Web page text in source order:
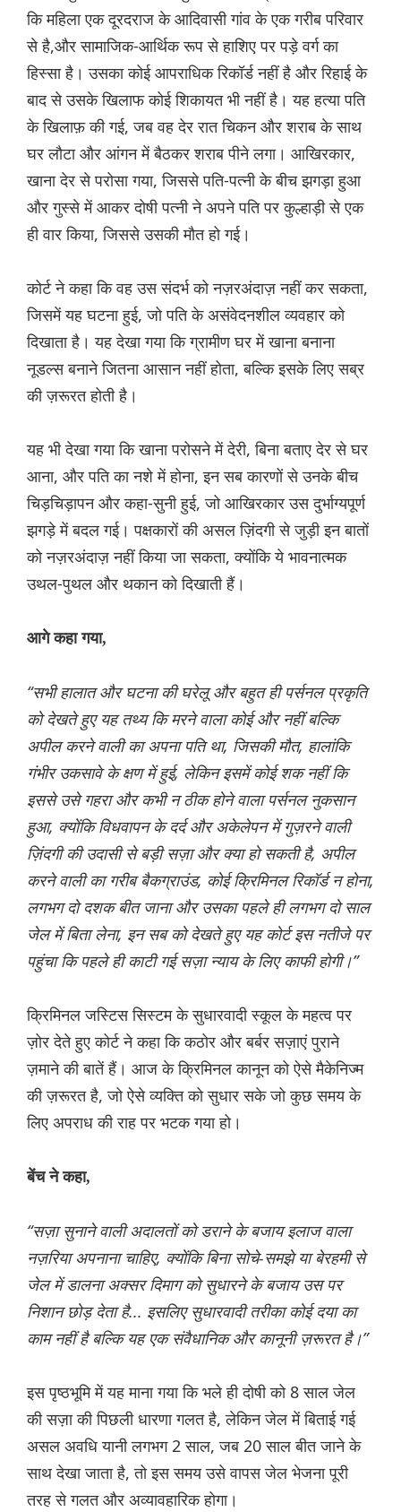
कि महिला एक दूरदराज के आदिवासी गांव के एक गरीब परिवार
से है,और सामाजिक-आर्थिक रूप से हाशिए पर पड़े वर्ग का
हिस्सा है। उसका कोई आपराधिक रिकॉर्ड नहीं है और रिहाई के
बाद से उसके खिलाफ कोई शिकायत भी नहीं है। यह हत्या पति
के खिलाफ़ की गई, जब वह देर रात चिकन और शराब के साथ
घर लौटा और आंगन में बैठकर शराब पीने लगा। आखिरकार,
खाना देर से परोसा गया, जिससे पति-पत्नी के बीच झगड़ा हुआ
और गुस्से में आकर दोषी पत्नी ने अपने पति पर कुल्हाड़ी से एक
ही वार किया, जिससे उसकी मौत हो गई।
कोर्ट ने कहा कि वह उस संदर्भ को नज़रअंदाज़ नहीं कर सकता,
जिसमें यह घटना हुई, जो पति के असंवेदनशील व्यवहार को
दिखाता है। यह देखा गया कि ग्रामीण घर में खाना बनाना
नूडल्स बनाने जितना आसान नहीं होता, बल्कि इसके लिए सब्र
की ज़रूरत होती है।
यह भी देखा गया कि खाना परोसने में देरी, बिना बताए देर से घर
आना, और पति का नशे में होना, इन सब कारणों से उनके बीच
चिड़चिड़ापन और कहा-सुनी हुई, जो आखिरकार उस दुर्भाग्यपूर्ण
झगड़े में बदल गई। पक्षकारों की असल ज़िंदगी से जुड़ी इन बातों
को नज़रअंदाज़ नहीं किया जा सकता, क्योंकि ये भावनात्मक
उथल-पुथल और थकान को दिखाती हैं।
आगे कहा गया,
“सभी हालात और घटना की घरेलू और बहुत ही पर्सनल प्रकृति
को देखते हुए यह तथ्य कि मरने वाला कोई और नहीं बल्कि
अपील करने वाली का अपना पति था, जिसकी मौत, हालांकि
गंभीर उकसावे के क्षण में हुई, लेकिन इसमें कोई शक नहीं कि
इससे उसे गहरा और कभी न ठीक होने वाला पर्सनल नुकसान
हुआ, क्योंकि विधवापन के दर्द और अकेलेपन में गुज़रने वाली
ज़िंदगी की उदासी से बड़ी सज़ा और क्या हो सकती है, अपील
करने वाली का गरीब बैकग्राउंड, कोई क्रिमिनल रिकॉर्ड न होना,
लगभग दो दशक बीत जाना और उसका पहले ही लगभग दो साल
जेल में बिता लेना, इन सब को देखते हुए यह कोर्ट इस नतीजे पर
पहुंचा कि पहले ही काटी गई सज़ा न्याय के लिए काफी होगी।”
क्रिमिनल जस्टिस सिस्टम के सुधारवादी स्कूल के महत्व पर
ज़ोर देते हुए कोर्ट ने कहा कि कठोर और बर्बर सज़ाएं पुराने
ज़माने की बातें हैं। आज के क्रिमिनल कानून को ऐसे मैकेनिज्म
की ज़रूरत है, जो ऐसे व्यक्ति को सुधार सके जो कुछ समय के
लिए अपराध की राह पर भटक गया हो।
बेंच ने कहा,
“सज़ा सुनाने वाली अदालतों को डराने के बजाय इलाज वाला
नज़रिया अपनाना चाहिए, क्योंकि बिना सोचे-समझे या बेरहमी से
जेल में डालना अक्सर दिमाग को सुधारने के बजाय उस पर
निशान छोड़ देता है... इसलिए सुधारवादी तरीका कोई दया का
काम नहीं है बल्कि यह एक संवैधानिक और कानूनी ज़रूरत है।”
इस पृष्ठभूमि में यह माना गया कि भले ही दोषी को 8 साल जेल
की सज़ा की पिछली धारणा गलत है, लेकिन जेल में बिताई गई
असल अवधि यानी लगभग 2 साल, जब 20 साल बीत जाने के
साथ देखा जाता है, तो इस समय उसे वापस जेल भेजना पूरी
तरह से गलत और अव्यावहारिक होगा।